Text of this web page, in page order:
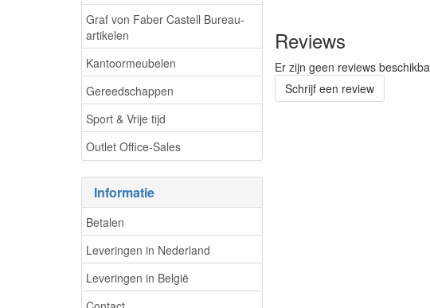
Graf von Faber Castell Bureau-
artikelen
Kantoormeubelen
Gereedschappen
Sport & Vrije tijd
Outlet Office-Sales
Informatie
Betalen
Leveringen in Nederland
Leveringen in België
Reviews
Er zijn geen reviews
Schrijf een review